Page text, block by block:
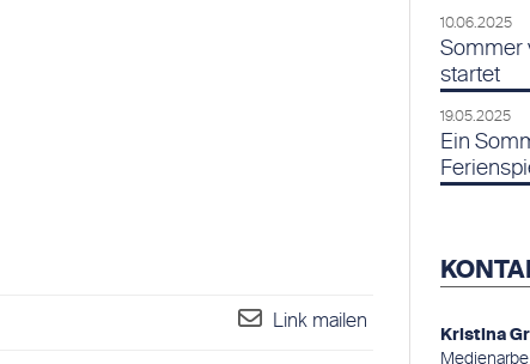
Link mailen
10.06.2025
Sommer
startet
19.05.2025
Ein
Kristina